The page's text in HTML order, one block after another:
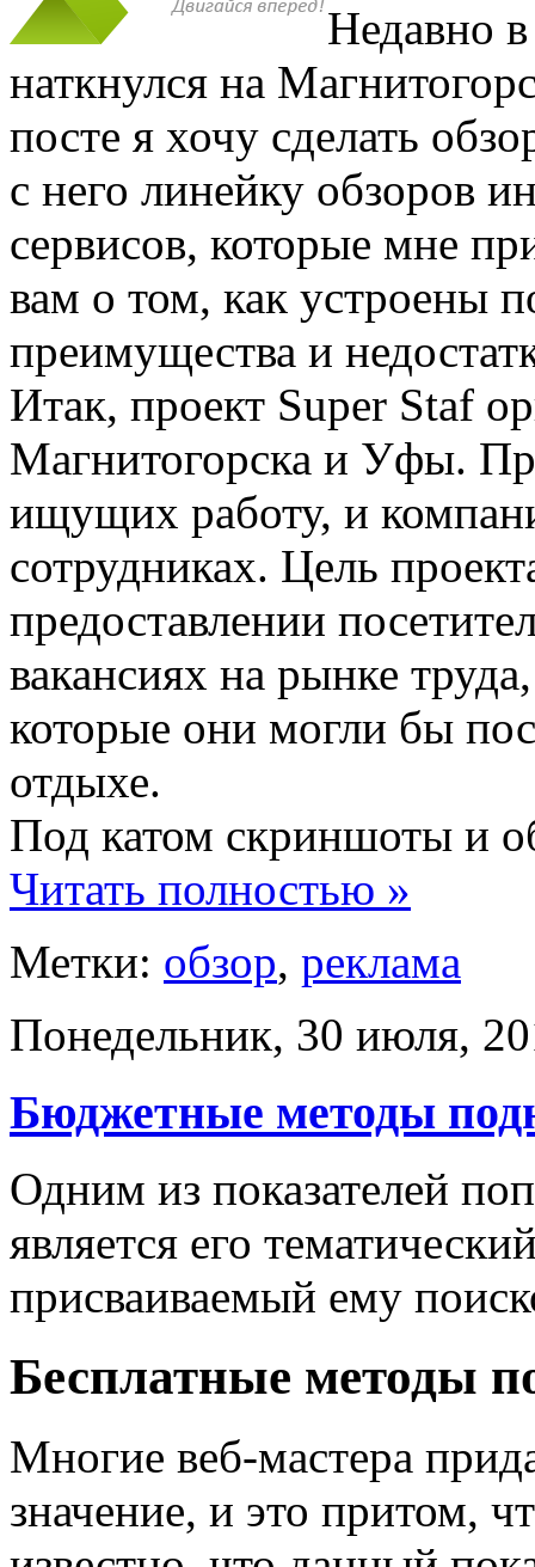
Недавно
наткнулся на
посте я хочу сделать
с него линейку обзоров
сервисов, которые мне
вам о том, как устроены
преимущества и
Итак, проект Super Staf
Магнитогорска и Уфы.
ищущих работу, и
сотрудниках. Цель
предоставлении
вакансиях на рынке
которые они могли бы
отдыхе.
Под катом скриншоты и
Читать полностью »
Метки: обзор, реклама
Понедельник, 30 июля,
Бюджетные методы
Одним из показателей
является его
присваиваемый ему
Бесплатные методы
Многие веб-мастера
значение, и это притом,